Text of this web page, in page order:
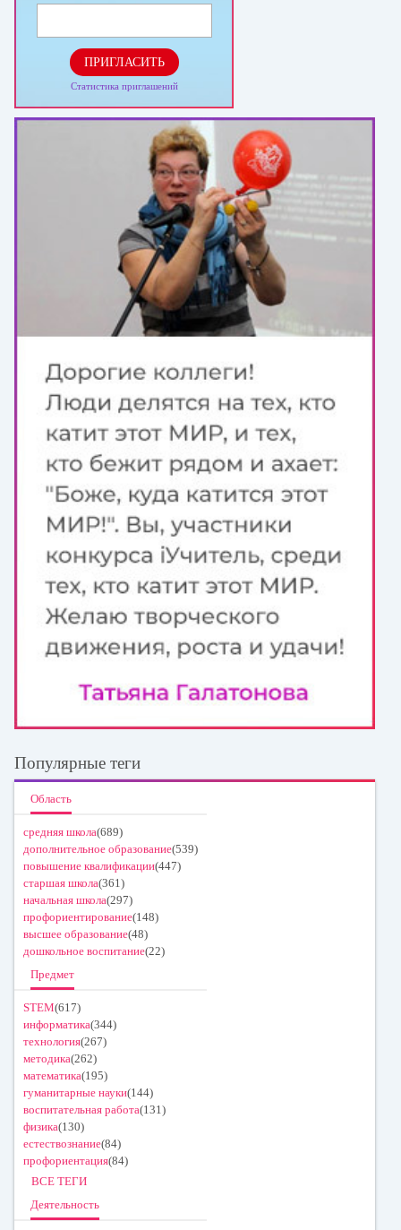
ПРИГЛАСИТЬ
Статистика приглашений
Популярные теги
Область
средняя школа(689)
дополнительное образование(539)
повышение квалификации(447)
старшая школа(361)
начальная школа(297)
профориентирование(148)
высшее образование(48)
дошкольное воспитание(22)
Предмет
STEM(617)
информатика(344)
технология(267)
методика(262)
математика(195)
гуманитарные науки(144)
воспитательная работа(131)
физика(130)
естествознание(84)
профориентация(84)
ВСЕ ТЕГИ
Деятельность